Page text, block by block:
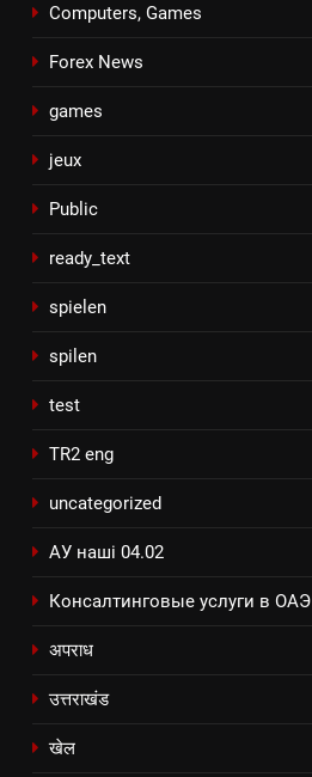
Computers, Games
Forex News
games
jeux
Public
ready_text
spielen
spilen
test
TR2 eng
uncategorized
АУ наші 04.02
Консалтинговые услуги в ОАЭ
अपराध
उत्तराखंड
खेल